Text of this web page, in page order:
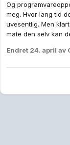
Og
meg. Hvor lang tid
uvesentlig. Men
mate den selv kan
Endret 24. april av